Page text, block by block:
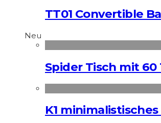
TT01 Convertible
Neu
Spider Tisch mit
K1